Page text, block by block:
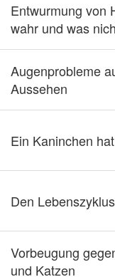
Entwurmung von
wahr und was
Augenprobleme
Aussehen
Ein Kaninchen
Den
Vorbeugung
und Katzen